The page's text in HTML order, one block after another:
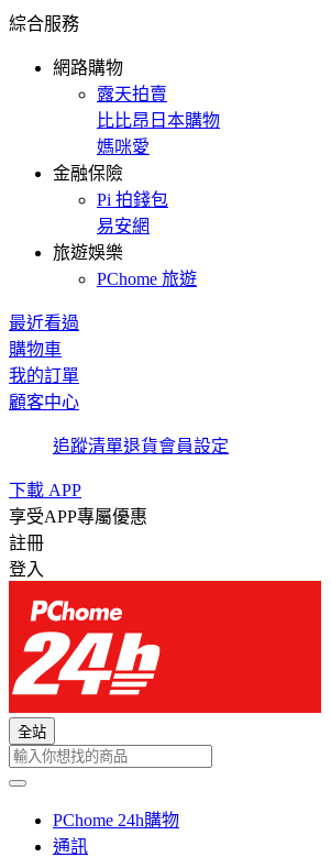
綜合服務
網路購物
露天拍賣
比比昂日本購物
媽咪愛
金融保險
Pi 拍錢包
易安網
旅遊娛樂
PChome 旅遊
最近看過
購物車
我的訂單
顧客中心
追蹤清單退貨會員設定
下載 APP
享受APP專屬優惠
註冊
登入
全站
PChome 24h購物
通訊